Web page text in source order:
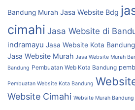
Bandung Murah Jasa Website Bdg
cimahi Jasa Website di
indramayu Jasa Website Kota Bandung
Jasa Website Murah Jasa Website Murah
Bandung Pembuatan Web Kota Bandung
Pembuatan Website Kota Bandung
Website Cimahi Website Murah Bandung